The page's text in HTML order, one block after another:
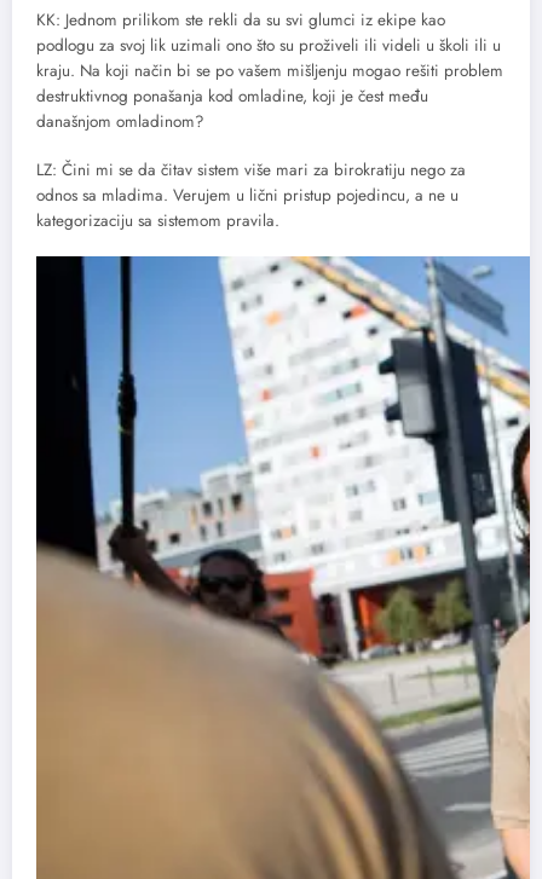
KK: Jednom prilikom ste rekli da su svi glumci iz ekipe kao
podlogu za svoj lik uzimali ono što su proživeli ili videli u školi ili u
kraju. Na koji način bi se po vašem mišljenju mogao rešiti problem
destruktivnog ponašanja kod omladine, koji je čest među
današnjom omladinom?
LZ: Čini mi se da čitav sistem više mari za birokratiju nego za
odnos sa mladima. Verujem u lični pristup pojedincu, a ne u
kategorizaciju sa sistemom pravila.